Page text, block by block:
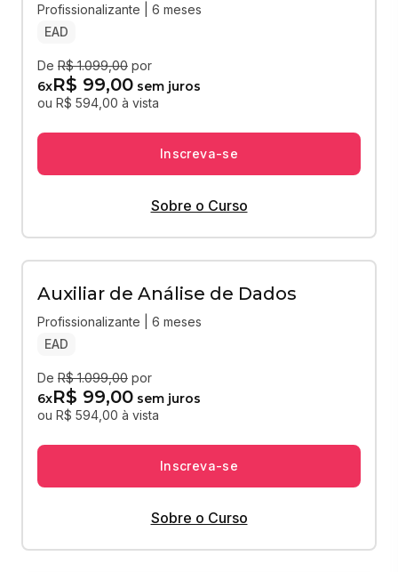
Profissionalizante | 6 meses
EAD
De R$ 1.099,00 por
6xR$ 99,00 sem juros
ou R$ 594,00 à vista
Inscreva-se
Sobre o Curso
Auxiliar de Análise de Dados
Profissionalizante | 6 meses
EAD
De R$ 1.099,00 por
6xR$ 99,00 sem juros
ou R$ 594,00 à vista
Inscreva-se
Sobre o Curso